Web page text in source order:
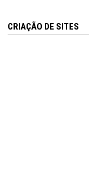
CRIAÇÃO DE SITES